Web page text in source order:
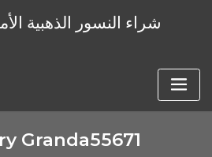
شراء النسور الذهبية
Granda55671